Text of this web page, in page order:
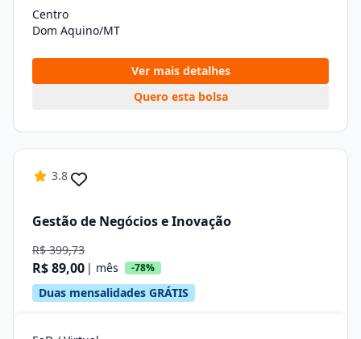
Centro
Dom Aquino/MT
Ver mais detalhes
Quero esta bolsa
3.8
Gestão de Negócios e Inovação
R$ 399,73
R$ 89,00 | mês -78%
Duas mensalidades GRÁTIS